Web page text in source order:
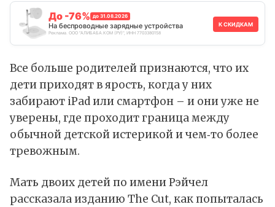
До -76% до 31.08.2026
На беспроводные зарядные устройства
Реклама. ООО "АЛИБАБА.КОМ (РУ)", ИНН 7703380158
К СКИДКАМ
Все больше родителей признаются, что их
дети приходят в ярость, когда у них
забирают iPad или смартфон – и они уже не
уверены, где проходит граница между
обычной детской истерикой и чем‑то более
тревожным.
Мать двоих детей по имени Рэйчел
рассказалаизданию The Cut, как попыталась